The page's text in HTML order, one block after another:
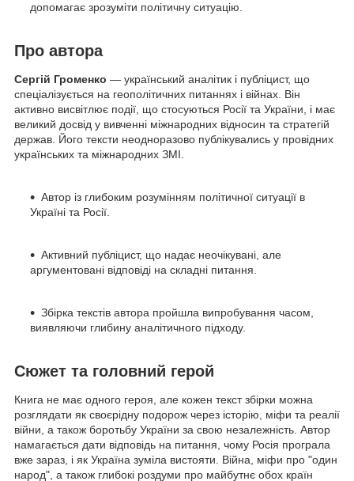
допомагає зрозуміти політичну ситуацію.
Про автора
Сергій Громенко — український аналітик і публіцист, що
спеціалізується на геополітичних питаннях і війнах. Він
активно висвітлює події, що стосуються Росії та України, і має
великий досвід у вивченні міжнародних відносин та стратегій
держав. Його тексти неодноразово публікувались у провідних
українських та міжнародних ЗМІ.
Автор із глибоким розумінням політичної ситуації в
Україні та Росії.
Активний публіцист, що надає неочікувані, але
аргументовані відповіді на складні питання.
Збірка текстів автора пройшла випробування часом,
виявляючи глибину аналітичного підходу.
Сюжет та головний герой
Книга не має одного героя, але кожен текст збірки можна
розглядати як своєрідну подорож через історію, міфи та реалії
війни, а також боротьбу України за свою незалежність. Автор
намагається дати відповідь на питання, чому Росія програла
вже зараз, і як Україна зуміла вистояти. Війна, міфи про "один
народ", а також глибокі роздуми про майбутнє обох країн